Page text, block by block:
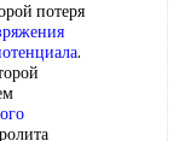
потеря
.